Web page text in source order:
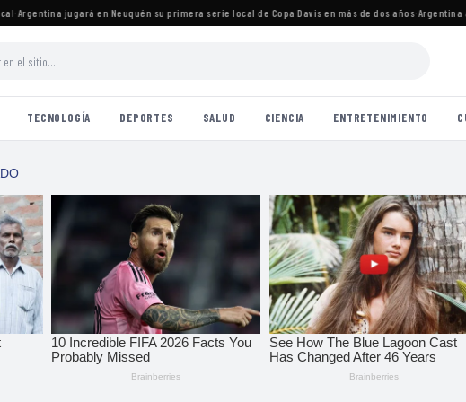
Argentina jugará en Neuquén su primera serie local de Copa Davis en más de dos años·Argentina
TECNOLOGÍA DEPORTES SALUD CIENCIA ENTRETENIMIENTO